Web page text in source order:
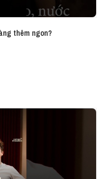
thêm ngon?